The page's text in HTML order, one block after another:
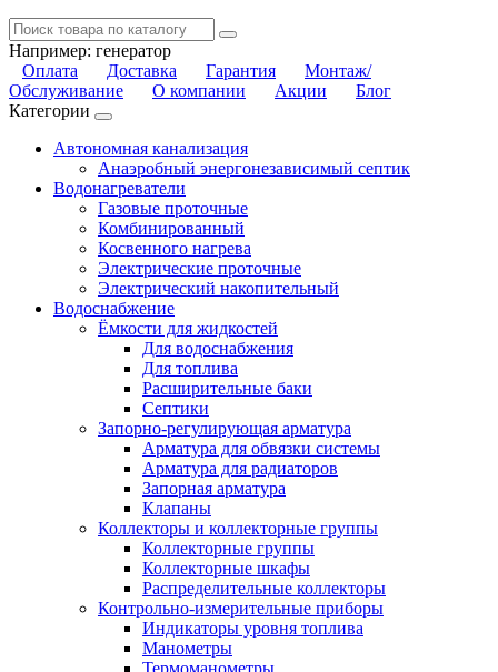
Например: генератор
Оплата
Доставка Гарантия
Монтаж/
Обслуживание
О компании Акции
Блог
Категории
Автономная канализация
Анаэробный энергонезависимый септик
Водонагреватели
Газовые проточные
Комбинированный
Косвенного нагрева
Электрические проточные
Электрический накопительный
Водоснабжение
Ёмкости для жидкостей
Для водоснабжения
Для топлива
Расширительные баки
Септики
Запорно-регулирующая арматура
Арматура для обвязки системы
Арматура для радиаторов
Запорная арматура
Клапаны
Коллекторы и коллекторные группы
Коллекторные группы
Коллекторные шкафы
Распределительные коллекторы
Контрольно-измерительные приборы
Индикаторы уровня топлива
Манометры
Термоманометры